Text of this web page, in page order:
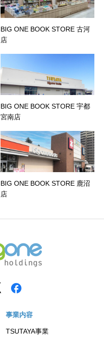
BIG ONE BOOK STORE 古河
店
BIG ONE BOOK STORE 宇都
宮南店
BIG ONE BOOK STORE 鹿沼
店
事業内容
TSUTAYA事業